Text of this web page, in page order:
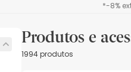
*-8%
Produtos e
1994 produtos